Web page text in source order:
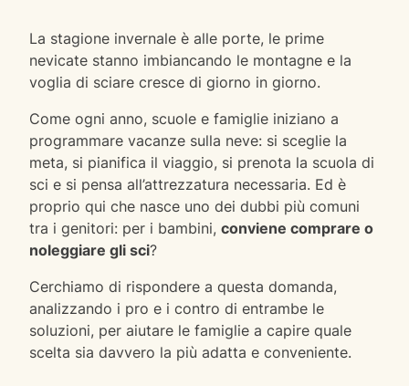
La stagione invernale è alle porte, le prime
nevicate stanno imbiancando le montagne e la
voglia di sciare cresce di giorno in giorno.
Come ogni anno, scuole e famiglie iniziano a
programmare vacanze sulla neve: si sceglie la
meta, si pianifica il viaggio, si prenota la scuola di
sci e si pensa all’attrezzatura necessaria. Ed è
proprio qui che nasce uno dei dubbi più comuni
tra i genitori: per i bambini, conviene comprare o
noleggiare gli sci?
Cerchiamo di rispondere a questa domanda,
analizzando i pro e i contro di entrambe le
soluzioni, per aiutare le famiglie a capire quale
scelta sia davvero la più adatta e conveniente.